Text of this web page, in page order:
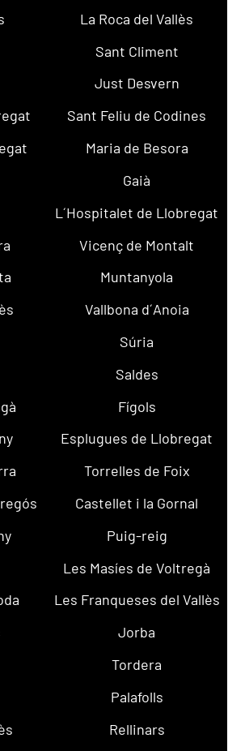
La Roca del Vallès
Sant Climent
Just Desvern
Sant Feliu de Codines
Maria de Besora
Gaià
L´Hospitalet de Llobregat
Vicenç de Montalt
Muntanyola
Vallbona d´Anoia
Súria
Saldes
Fígols
Esplugues de Llobregat
Torrelles de Foix
Castellet i la Gornal
Puig-reig
Les Masíes de Voltregà
Les Franqueses del Vallès
Jorba
Tordera
Palafolls
Rellinars